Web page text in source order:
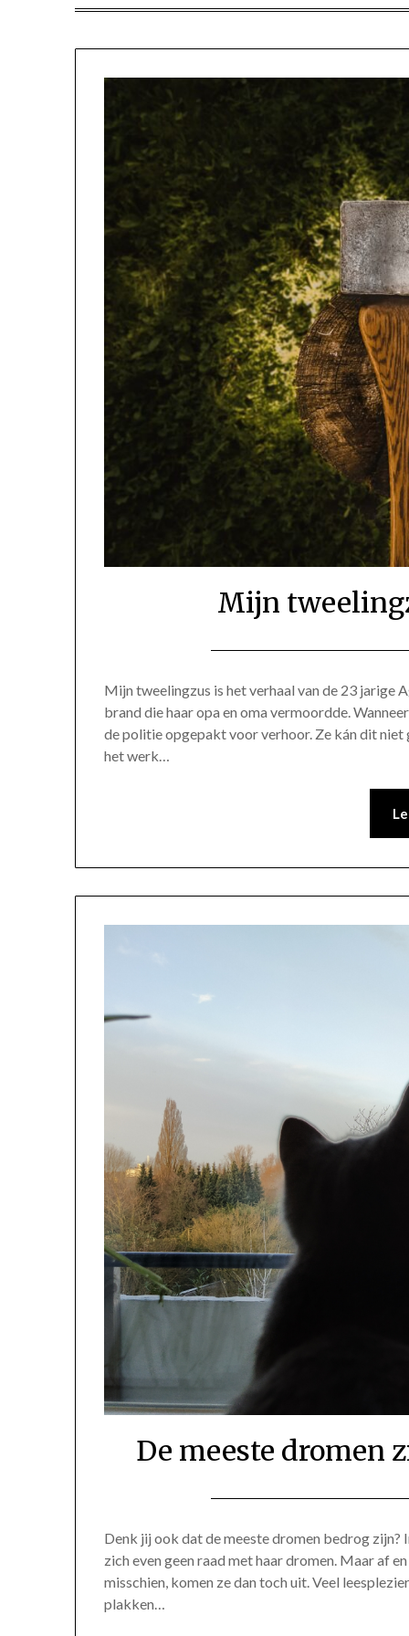
Mijn
Mijn tweelingzus is het verhaal van de 23 jarige
brand die haar opa en oma vermoordde.
de politie opgepakt voor verhoor. Ze kán dit
het werk…
De meeste dromen
Denk jij ook dat de meeste dromen bedrog
zich even geen raad met haar dromen. Maar af
misschien, komen ze dan toch uit. Veel
plakken…